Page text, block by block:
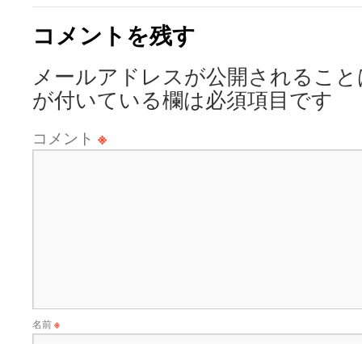
コメントを残す
メールアドレスが公開されるこ
が付いている欄は必須項目です
コメント ※
名前※